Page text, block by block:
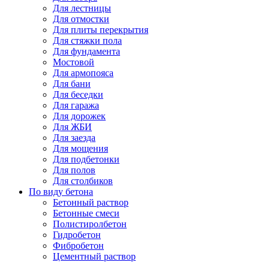
Для лестницы
Для отмостки
Для плиты перекрытия
Для стяжки пола
Для фундамента
Мостовой
Для армопояса
Для бани
Для беседки
Для гаража
Для дорожек
Для ЖБИ
Для заезда
Для мощения
Для подбетонки
Для полов
Для столбиков
По виду бетона
Бетонный раствор
Бетонные смеси
Полистиролбетон
Гидробетон
Фибробетон
Цементный раствор